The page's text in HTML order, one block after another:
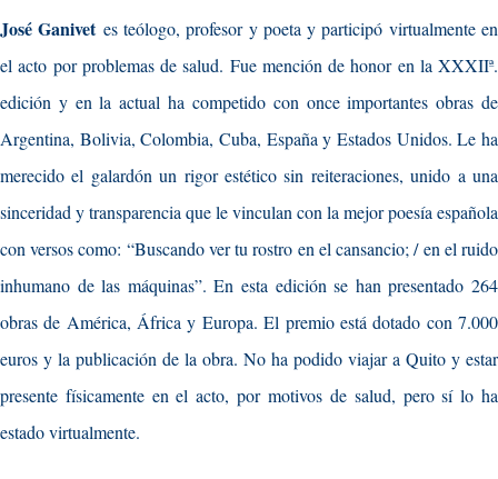
José Ganivetes teólogo, profesor y poeta y participó virtualmente en
el acto por problemas de salud. Fue mención de honor en la XXXIIª.
edición y en la actual ha competido con once importantes obras de
Argentina, Bolivia, Colombia, Cuba, España y Estados Unidos. Le ha
merecido el galardón un rigor estético sin reiteraciones, unido a una
sinceridad y transparencia que le vinculan con la mejor poesía española
con versos como: “Buscando ver tu rostro en el cansancio; / en el ruido
inhumano de las máquinas”. En esta edición se han presentado 264
obras de América, África y Europa. El premio está dotado con 7.000
euros y la publicación de la obra. No ha podido viajar a Quito y estar
presente físicamente en el acto, por motivos de salud, pero sí lo ha
estado virtualmente.